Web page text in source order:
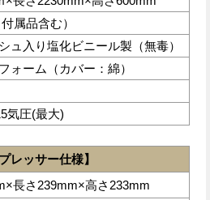
属品含む）
ュ入り塩化ビニール製（無毒）
ォーム（カバー：綿）
気圧(最大)
レッサー仕様】
長さ239mm×高さ233mm